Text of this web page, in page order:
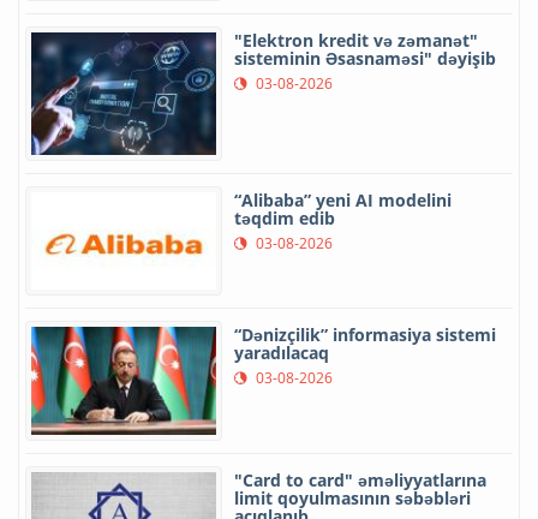
"Elektron kredit və zəmanət"
sisteminin Əsasnaməsi" dəyişib
03-08-2026
“Alibaba” yeni AI modelini
təqdim edib
03-08-2026
“Dənizçilik” informasiya sistemi
yaradılacaq
03-08-2026
"Card to card" əməliyyatlarına
limit qoyulmasının səbəbləri